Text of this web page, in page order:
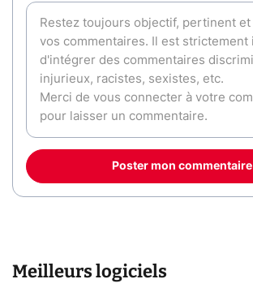
Poster mon commentaire
Meilleurs logiciels